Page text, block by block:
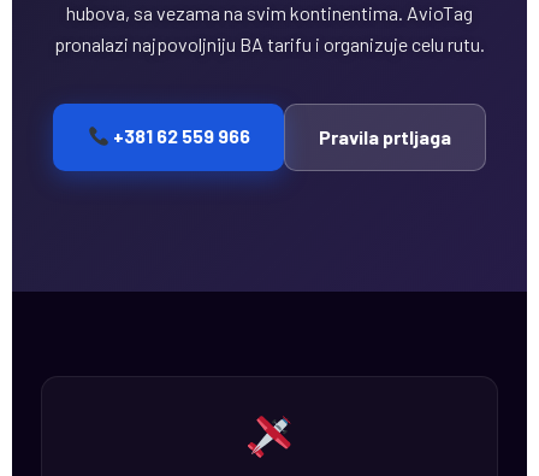
hubova, sa vezama na svim kontinentima. AvioTag
pronalazi najpovoljniju BA tarifu i organizuje celu rutu.
+381 62 559 966 Pravila prtljaga